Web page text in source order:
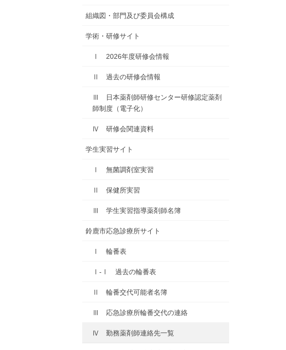
組織図・部門及び委員会構成
学術・研修サイト
Ⅰ 2026年度研修会情報
Ⅱ 過去の研修会情報
Ⅲ 日本薬剤師研修センター研修認定薬剤
師制度（電子化）
Ⅳ 研修会関連資料
学生実習サイト
Ⅰ 無菌調剤室実習
Ⅱ 保健所実習
Ⅲ 学生実習指導薬剤師名簿
鈴鹿市応急診療所サイト
Ⅰ 輪番表
Ⅰ-Ⅰ 過去の輪番表
Ⅱ 輪番交代可能者名簿
Ⅲ 応急診療所輪番交代の連絡
Ⅳ 勤務薬剤師連絡先一覧